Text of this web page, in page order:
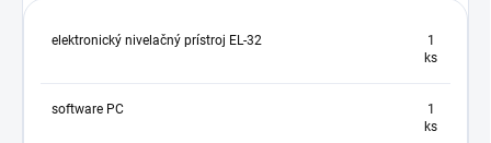
elektronický nivelačný prístroj EL-32
1
ks
software PC
1
ks